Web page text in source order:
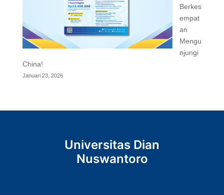
Berkes
empat
an
Mengu
njungi
China!
Januari 23, 2026
Universitas Dian
Nuswantoro